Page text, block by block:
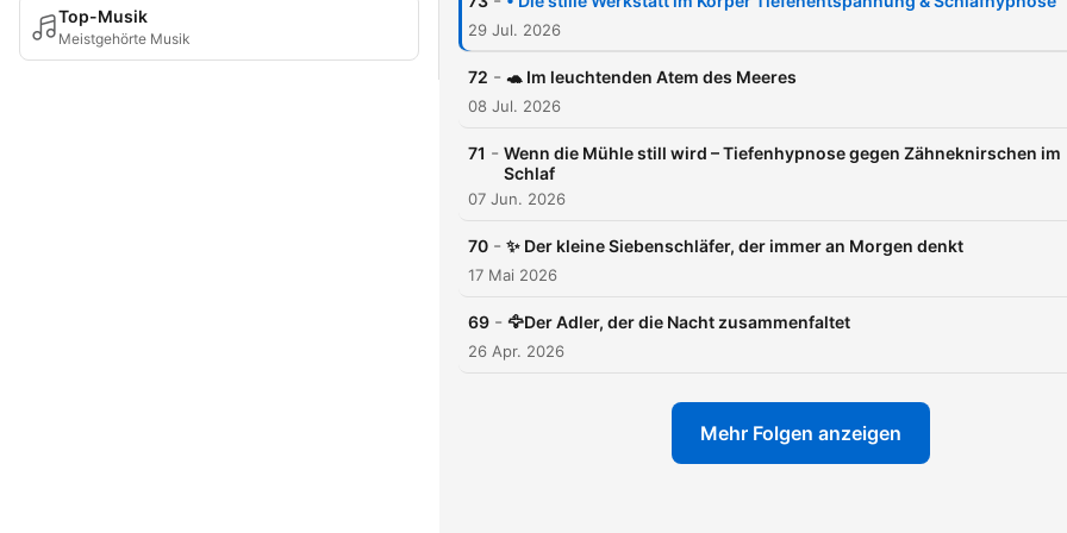
Top-Musik
Meistgehörte Musik
https://
einschlafen/4329369
29 Jul. 2026
72 - 🐢 Im leuchtenden Atem des Meeres
08 Jul. 2026
71 - Wenn die Mühle still wird – Tiefenhypnose gegen Zähneknirschen im
Schlaf
07 Jun. 2026
70 - ✨ Der kleine Siebenschläfer, der immer an Morgen denkt
17 Mai 2026
69 - 🦅Der Adler, der die Nacht zusammenfaltet
26 Apr. 2026
Mehr Folgen anzeigen